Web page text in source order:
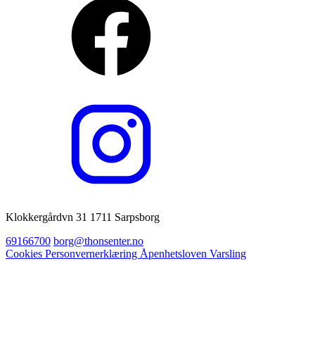
Klokkergårdvn 31 1711 Sarpsborg
69166700 borg@thonsenter.no
Cookies Personvernerklæring Åpenhetsloven Varsling